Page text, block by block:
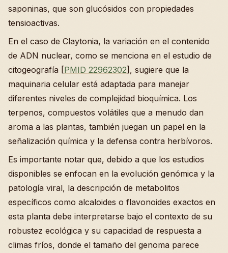
saponinas, que son glucósidos con propiedades
tensioactivas.
En el caso de Claytonia, la variación en el contenido
de ADN nuclear, como se menciona en el estudio de
citogeografía [PMID 22962302], sugiere que la
maquinaria celular está adaptada para manejar
diferentes niveles de complejidad bioquímica. Los
terpenos, compuestos volátiles que a menudo dan
aroma a las plantas, también juegan un papel en la
señalización química y la defensa contra herbívoros.
Es importante notar que, debido a que los estudios
disponibles se enfocan en la evolución genómica y la
patología viral, la descripción de metabolitos
específicos como alcaloides o flavonoides exactos en
esta planta debe interpretarse bajo el contexto de su
robustez ecológica y su capacidad de respuesta a
climas fríos, donde el tamaño del genoma parece